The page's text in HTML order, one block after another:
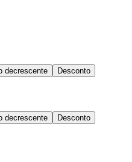
decrescente Desconto
decrescente Desconto